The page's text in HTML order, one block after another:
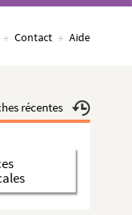
Contact Aide
récentes